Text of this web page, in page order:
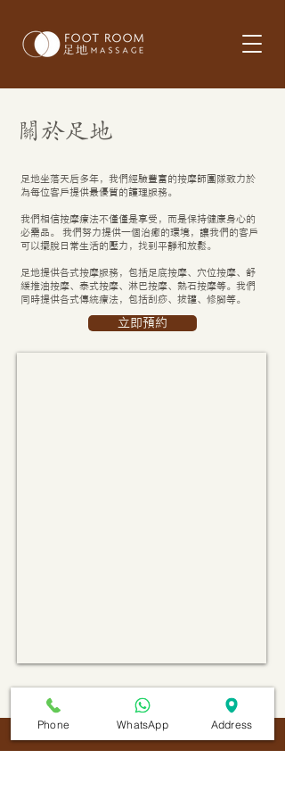
關於足地
​足地坐落天后多年，我們經驗豐富的按摩師團隊致力於
為每位客戶提供最優質的護理服務。
我們相信按摩療法不僅僅是享受，而是保持健康身心的
必需品。 我們努力提供一個治癒的環境，讓我們的客戶
可以擺脫日常生活的壓力，找到平靜和放鬆。
足地提供各式按摩服務，包括足底按摩、穴位按摩、舒
緩推油按摩、泰式按摩、淋巴按摩、熱石按摩等。我們
同時提供各式傳統療法，包括刮痧、拔罐、修腳等。
立即預約
Phone WhatsApp Address